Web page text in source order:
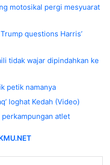
motosikal pergi mesyuarat
questions Harris’
tidak wajar dipindahkan ke
petik namanya
loghat Kedah (Video)
atlet